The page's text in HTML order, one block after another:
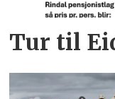
Tur til